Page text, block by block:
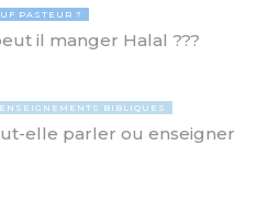
PASTEUR ?
il manger Halal ???
ENSEIGNEMENTS BIBLIQUES
elle parler ou enseigner